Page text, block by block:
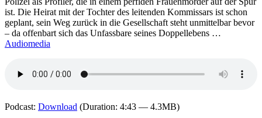
ist. Die Heirat mit der Tochter des leitenden Kommissars ist schon
geplant, sein Weg zurück in die Gesellschaft steht unmittelbar bevor
– da offenbart sich das Unfassbare seines Doppellebens …
Audiomedia
Podcast: Download (Duration: 4:43 — 4.3MB)